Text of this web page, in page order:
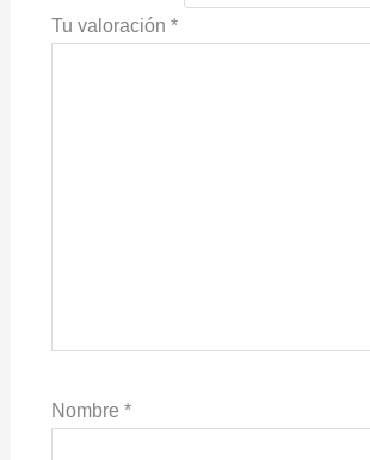
Tu valoración *
Nombre *